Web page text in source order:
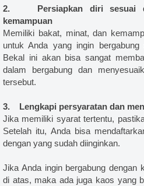
2. Persiapkan diri sesuai
kemampuan
Memiliki bakat, minat, dan
untuk Anda yang ingin
Bekal ini akan bisa sangat
dalam bergabung dan
tersebut.
3. Lengkapi persyaratan dan
Jika memiliki syarat tertentu,
Setelah itu, Anda bisa
dengan yang sudah diinginkan.
Jika Anda ingin bergabung dengan
di atas, maka ada juga kaos yang